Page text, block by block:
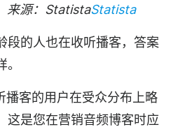
来源：StatistaStatista
段的人也在收听播客，答案
播客的用户在受众分布上略
这是您在营销音频博客时应